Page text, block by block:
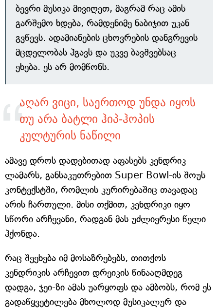
ბევრი მუსიკა მივიღეთ, მაგრამ რაც ამის
გარშემო ხდება, რამდენიმე ნაბიჯით უკან
გვწევს. ადამიანების ცხოვრების დანგრევის
მცდელობას ჰგავს და უკვე ბავშვებსაც
ეხება. ეს არ მომწონს.
აღარ ვიცი, საერთოდ უნდა იყოს
თუ არა ბატლი ჰიპ-ჰოპის
კულტურის ნაწილი
ამავე დროს დადებითად აფასებს კენდრიკ
ლამარს, განსაკუთრებით Super Bowl-ის შოუს
კონტექსტში, რომლის კურირებაშიც თავადაც
არის ჩართული. მისი თქმით, კენდრიკი იყო
სწორი არჩევანი, რადგან მას უძლიერესი წელი
ჰქონდა.
რაც შეეხება იმ მოსაზრებებს, თითქოს
კენდრიკის არჩევით დრეიკის წინააღმდეგ
დადგა, ჯეი-ზი ამას უარყოფს და ამბობს, რომ ეს
გადაწყვეტილება მხოლოდ მუსიკალურ და